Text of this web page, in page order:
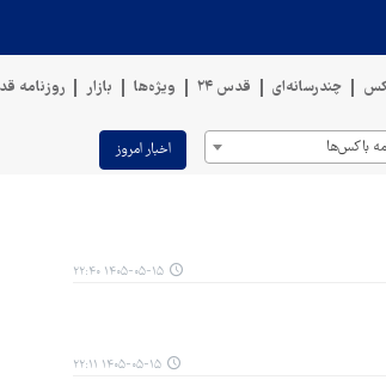
چندرسانه‌ای قدس ۲۴ ویژه‌ها بازار روزنامه
باکس‌ها اخبار امروز
۱۴۰۵-۰۵-۱۵ ۲۲:۴۰
۱۴۰۵-۰۵-۱۵ ۲۲:۱۱